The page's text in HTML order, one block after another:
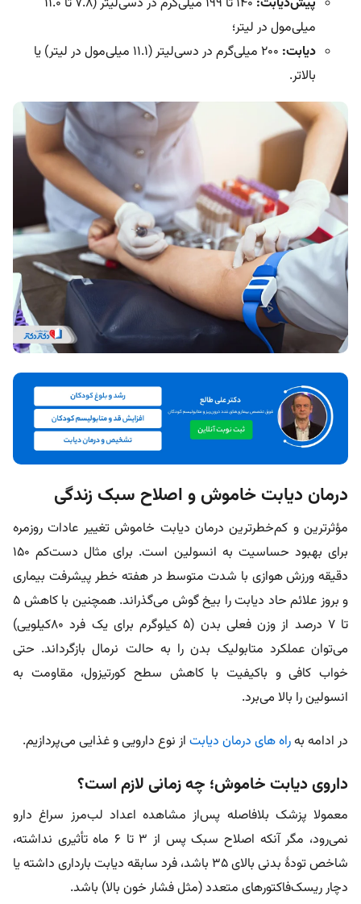
میلی‌مول در لیتر؛
دیابت:
۲۰۰ میلی‌گرم در دسی‌لیتر (۱۱.۱ میلی‌مول در لیتر) یا
بالاتر.
درمان دیابت خاموش و اصلاح سبک زندگی
مؤثرترین و کم‌خطر‌ترین درمان دیابت خاموش تغییر عادات روزمره
برای بهبود حساسیت به انسولین است. برای مثال دست‌کم ۱۵۰
دقیقه ورزش هوازی با شدت متوسط در هفته خطر پیشرفت بیماری
و بروز علائم حاد دیابت را بیخ گوش می‌گذراند. همچنین با کاهش ۵
تا ۷ درصد از وزن فعلی بدن (۵ کیلوگرم برای یک فرد ۸۰کیلویی)
می‌توان عملکرد متابولیک بدن را به حالت نرمال بازگرداند. حتی
خواب کافی و باکیفیت با کاهش سطح کورتیزول، مقاومت به
انسولین را بالا می‌برد.
در ادامه بهراه های درمان دیابت از نوع دارویی و غذایی می‌پردازیم.
داروی دیابت خاموش؛ چه زمانی لازم است؟
معمولا پزشک بلافاصله پس‌از مشاهده اعداد لب‌مرز سراغ دارو
نمی‌رود، مگر آنکه اصلاح سبک پس از ۳ تا ۶ ماه تأثیری نداشته،
شاخص تودۀ بدنی بالای ۳۵ باشد، فرد سابقه دیابت بارداری داشته یا
دچار ریسک‌فاکتور‌های متعدد (مثل فشار خون بالا) باشد.